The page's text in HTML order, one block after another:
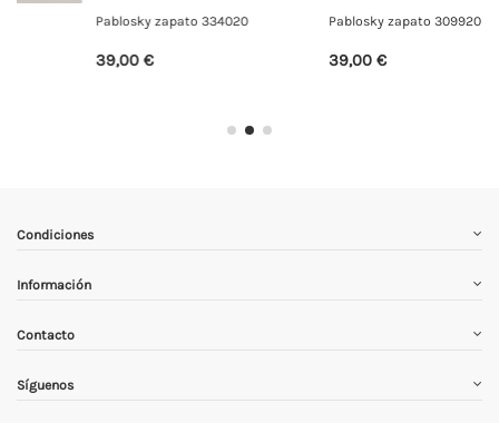
Pablosky zapato 334020 Pablosky zapato 309920
Condiciones
Información
Contacto
Síguenos